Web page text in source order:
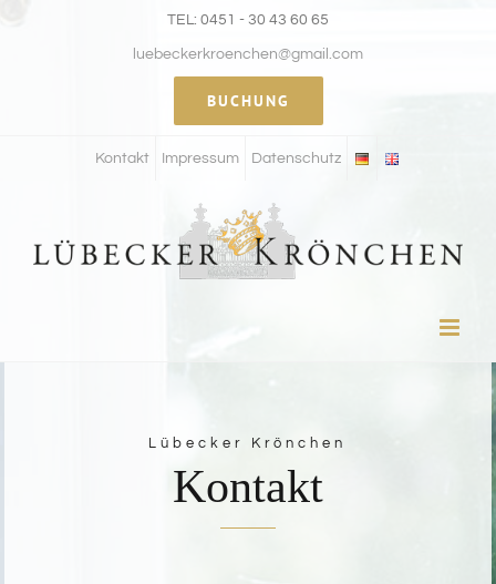
TEL: 0451 - 30 43 60 65
luebeckerkroenchen@gmail.com
BUCHUNG
Kontakt Impressum Datenschutz
Lübecker Krönchen
Kontakt